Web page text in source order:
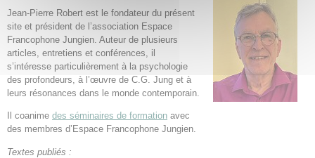
Jean-Pierre Robert est le fondateur du présent
site et président de l’association Espace
Francophone Jungien. Auteur de plusieurs
articles, entretiens et conférences, il
s’intéresse particulièrement à la psychologie
des profondeurs, à l’œuvre de C.G. Jung et à
leurs résonances dans le monde contemporain.
Il coanime des séminaires de formation avec
des membres d’Espace Francophone Jungien.
Textes publiés :